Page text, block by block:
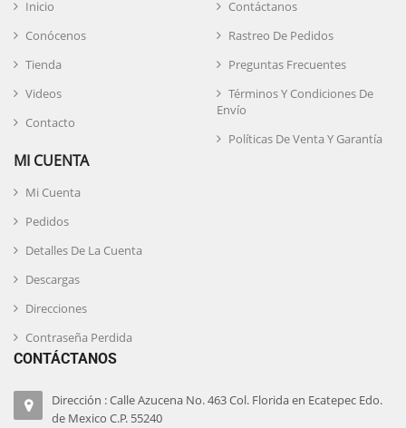
Inicio
Conócenos
Tienda
Videos
Contacto
Contáctanos
Rastreo De Pedidos
Preguntas Frecuentes
Términos Y Condiciones De
Envío
Políticas De Venta Y Garantía
MI CUENTA
Mi Cuenta
Pedidos
Detalles De La Cuenta
Descargas
Direcciones
Contraseña Perdida
CONTÁCTANOS
Dirección : Calle Azucena No. 463 Col. Florida en Ecatepec Edo.
de Mexico C.P. 55240